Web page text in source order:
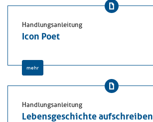
Handlungsanleitung
Icon Poet
mehr
Handlungsanleitung
Lebensgeschichte aufschreiben